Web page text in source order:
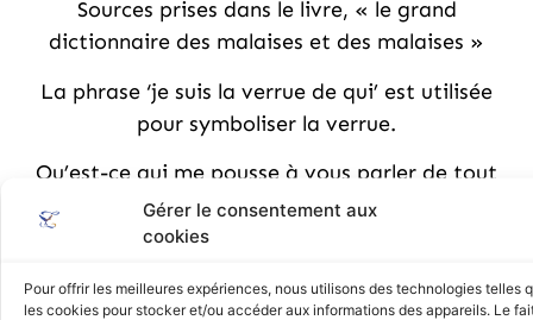
Gérer le consentement aux
cookies
Pour offrir les meilleures expériences, nous utilisons des technologies telles
les cookies pour stocker et/ou accéder aux informations des appareils. Le
Sources prises dans le livre, « le grand
dictionnaire des malaises et des malaises »
La phrase ‘je suis la verrue de qui’ est utilisée
pour symboliser la verrue.
Qu’est-ce qui me pousse à vous parler de tout
cela ? Tout simplement parce que les verrues
ne sont pas juste un bout de peau qui nous
signification d’un mal à dit. (Maladie)